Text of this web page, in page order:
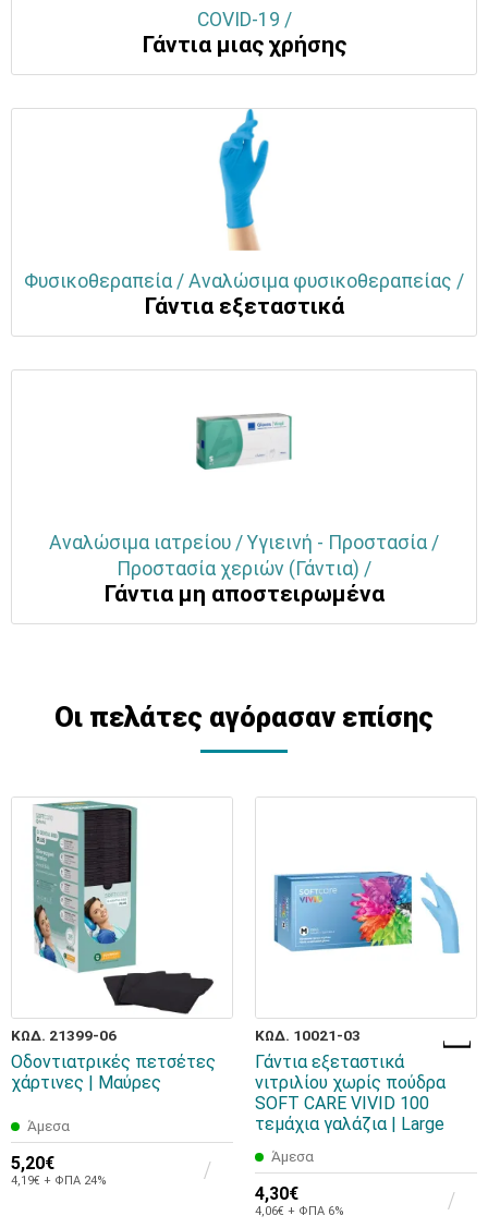
COVID-19 /
Γάντια μιας χρήσης
Φυσικοθεραπεία / Αναλώσιμα φυσικοθεραπείας /
Γάντια εξεταστικά
Αναλώσιμα ιατρείου / Υγιεινή - Προστασία /
Προστασία χεριών (Γάντια) /
Γάντια μη αποστειρωμένα
Οι πελάτες αγόρασαν επίσης
ΚΩΔ. 21399-06
Οδοντιατρικές πετσέτες
χάρτινες | Μαύρες
Άμεσα
5,20€
4,19€ + ΦΠΑ 24%
ΚΩΔ. 10021-03
Γάντια εξεταστικά
νιτριλίου χωρίς πούδρα
SOFT CARE VIVID 100
τεμάχια γαλάζια | Large
Άμεσα
4,30€
4,06€ + ΦΠΑ 6%